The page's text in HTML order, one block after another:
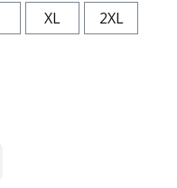
XL
2XL
Wert ein oder benutze die